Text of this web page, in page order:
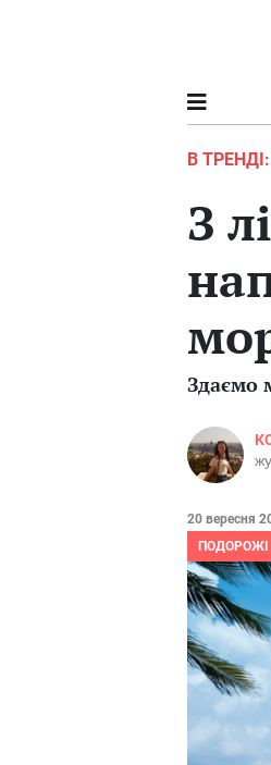
В ТРЕНДІ:
Війна в Україні 2022
З
Здаємо
20 вересня
ПОДОРОЖІ